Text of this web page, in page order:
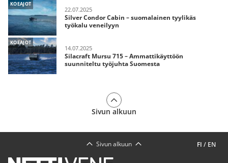
KOEAJOT
22.07.2025
Silver Condor Cabin – suomalainen tyylikäs
työkalu veneilyyn
KOEAJOT
14.07.2025
Silacraft Mursu 715 – Ammattikäyttöön
suunniteltu työjuhta Suomesta
Sivun alkuun
FI / EN
Sivun alkuun